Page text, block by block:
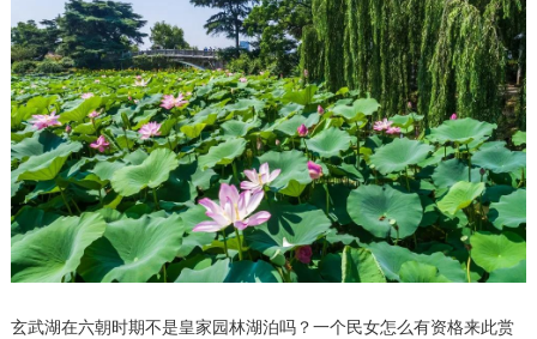
玄武湖在六朝时期不是皇家园林湖泊吗？一个民女怎么有资格来此赏